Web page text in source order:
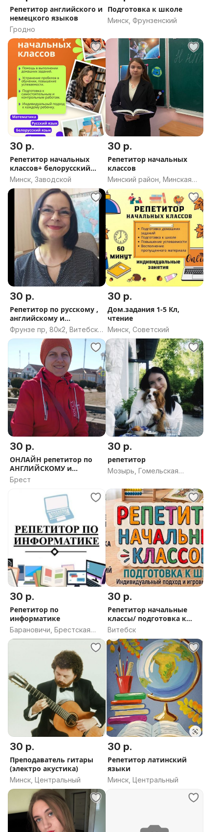
Репетитор английского и
немецкого языков
Гродно
Подготовка к школе
Минск, Фрунзенский
30 р.
Репетитор начальных
классов+ белорусский
язык
Минск, Заводской
30 р.
Репетитор начальных
классов
Минский район, Минская
область
30 р.
Репетитор по русскому ,
английскому и
математике
Фрунзе пр, 80к2, Витебск,
Витебская область
30 р.
Дом.задания 1-5 Кл,
чтение
Минск, Советский
30 р.
ОНЛАЙН репетитор по
АНГЛИЙСКОМУ и
ФРАНЦУЗСКОМУ
Брест
30 р.
репетитор
Мозырь, Гомельская
30 р.
Репетитор по
информатике
Барановичи, Брестская
область
30 р.
Репетитор начальные
классы/ подготовка к
школе
Витебск
30 р.
Преподаватель гитары
(электро акустика)
Минск, Центральный
30 р.
Репетитор латинский
языки
Минск, Центральный